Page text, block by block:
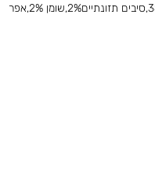
תירס2%,גליצרין2%,חלבון 38%,סיבים תזונתיים2%,שומן 2%,אפר